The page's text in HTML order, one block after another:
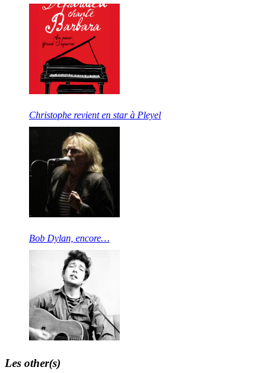
Christophe revient en star à Pleyel
Bob Dylan, encore…
Les other(s)